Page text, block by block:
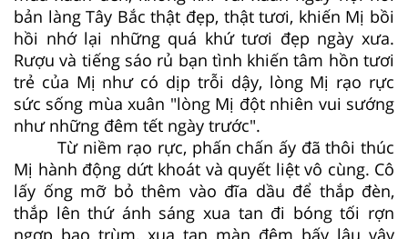
bản làng Tây Bắc thật đẹp, thật tươi, khiến Mị bồi
hồi nhớ lại những quá khứ tươi đẹp ngày xưa.
Rượu và tiếng sáo rủ bạn tình khiến tâm hồn tươi
trẻ của Mị như có dịp trỗi dậy, lòng Mị rạo rực
sức sống mùa xuân "lòng Mị đột nhiên vui sướng
như những đêm tết ngày trước".
Từ niềm rạo rực, phấn chấn ấy đã thôi thúc
Mị hành động dứt khoát và quyết liệt vô cùng. Cô
lấy ống mỡ bỏ thêm vào đĩa dầu để thắp đèn,
thắp lên thứ ánh sáng xua tan đi bóng tối rợn
ngợp bao trùm, xua tan màn đêm bấy lâu vây